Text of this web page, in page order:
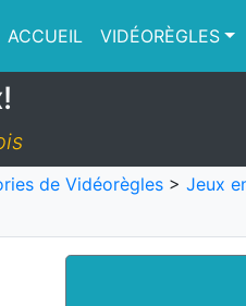
ACCUEIL VIDÉORÈGLES
de Vidéorègles > Jeux